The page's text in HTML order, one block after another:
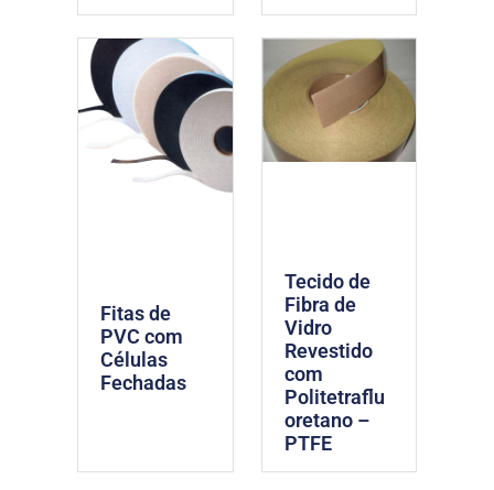
Fitas de
PVC com
Células
Fechadas
Tecido de
Fibra de
Vidro
Revestido
com
Politetraflu
oretano –
PTFE